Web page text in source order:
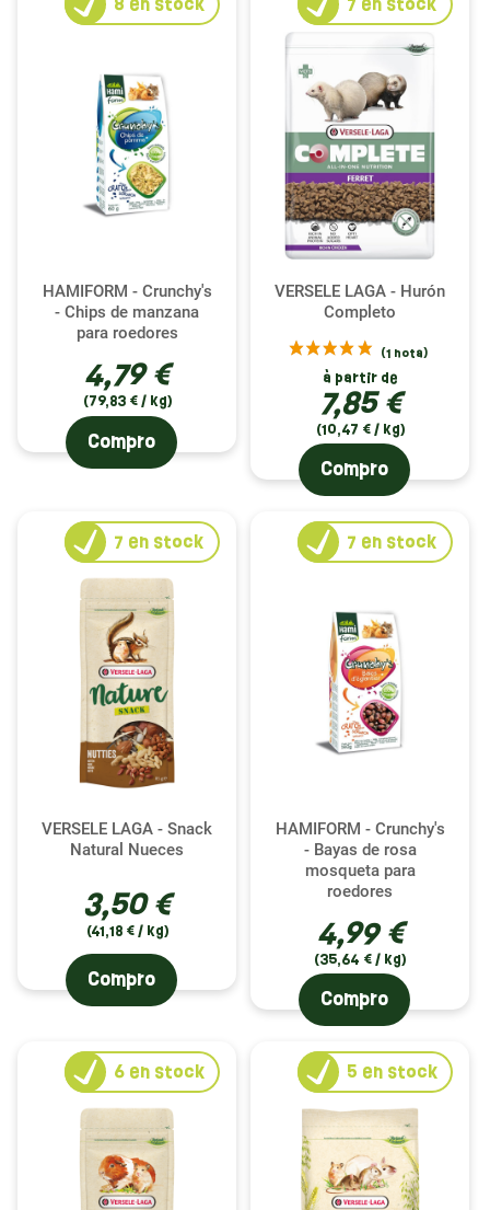
HAMIFORM - Crunchy's
- Chips de manzana
para roedores
4,79 €
(79,83 € / kg)
Compro
VERSELE LAGA - Hurón
Completo
à partir de
7,85 €
(10,47 € / kg)
Compro
VERSELE LAGA - Snack
Natural Nueces
3,50 €
(41,18 € / kg)
7 en stock
Compro
HAMIFORM - Crunchy's
- Bayas de rosa
mosqueta para
roedores
4,99 €
(35,64 € / kg)
7 en stock
Compro
6en stock 5 en stock